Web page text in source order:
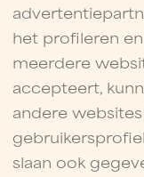
het profileren
meerdere
accepteert,
andere
slaan ook